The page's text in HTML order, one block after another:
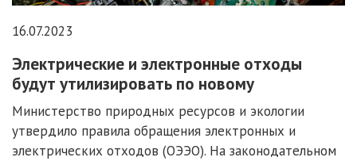
16.07.2023
Электрические и электронные отходы
будут утилизировать по новому
Министерство природных ресурсов и экологии
утвердило правила обращения электронных и
электрических отходов (ОЭЭО). На законодательном